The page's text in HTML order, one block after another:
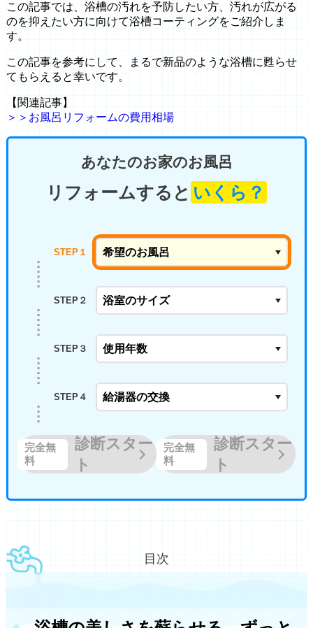
この記事では、浴槽の汚れを予防したい方、汚れが広がる
のを抑えたい方に向けて浴槽コーティングをご紹介しま
す。
この記事を参考にして、まるで新品のような浴槽に甦らせ
てもらえると幸いです。
【関連記事】
＞＞お風呂リフォームの費用相場
あなたのお家のお風呂
リフォームすると いくら？
STEP１
STEP２
STEP３
STEP４
完全無
料
診断スター
ト
完全無
料
診断スター
ト
目次